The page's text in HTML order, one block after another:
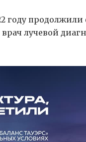
продолжили
лучевой